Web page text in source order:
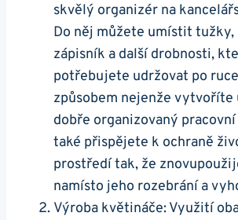
skvělý organizér na
Do něj můžete umístit tužky,‌
zápisník‌ a⁤ další drobnosti,
potřebujete udržovat po
způsobem nejenže vytvoříte
dobře organizovaný
také přispějete k‍ ochraně
prostředí tak, že
namísto jeho rozebrání a
Výroba květináče: Využití